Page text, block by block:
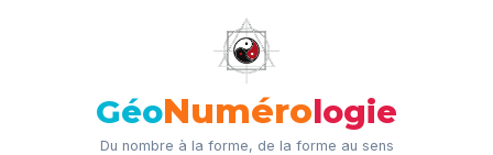
GéoNumérologie
Du nombre à la forme, de la forme au sens